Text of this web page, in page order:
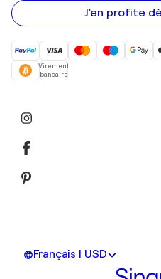
mail
J'en profite
Virement
bancaire
Français | USD